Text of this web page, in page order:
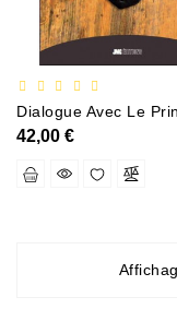
Droit
Fantasy
Et
Science-
Fiction
Jeunesse
42,00 €